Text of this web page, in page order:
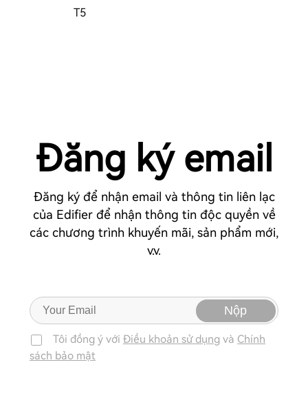
T5
Đăng ký email
Đăng ký để nhận email và thông tin liên lạc
của Edifier để nhận thông tin độc quyền về
các chương trình khuyến mãi, sản phẩm mới,
v.v.
Nộp
Tôi đồng ý với Điều khoản sử dụng và Chính
sách bảo mật